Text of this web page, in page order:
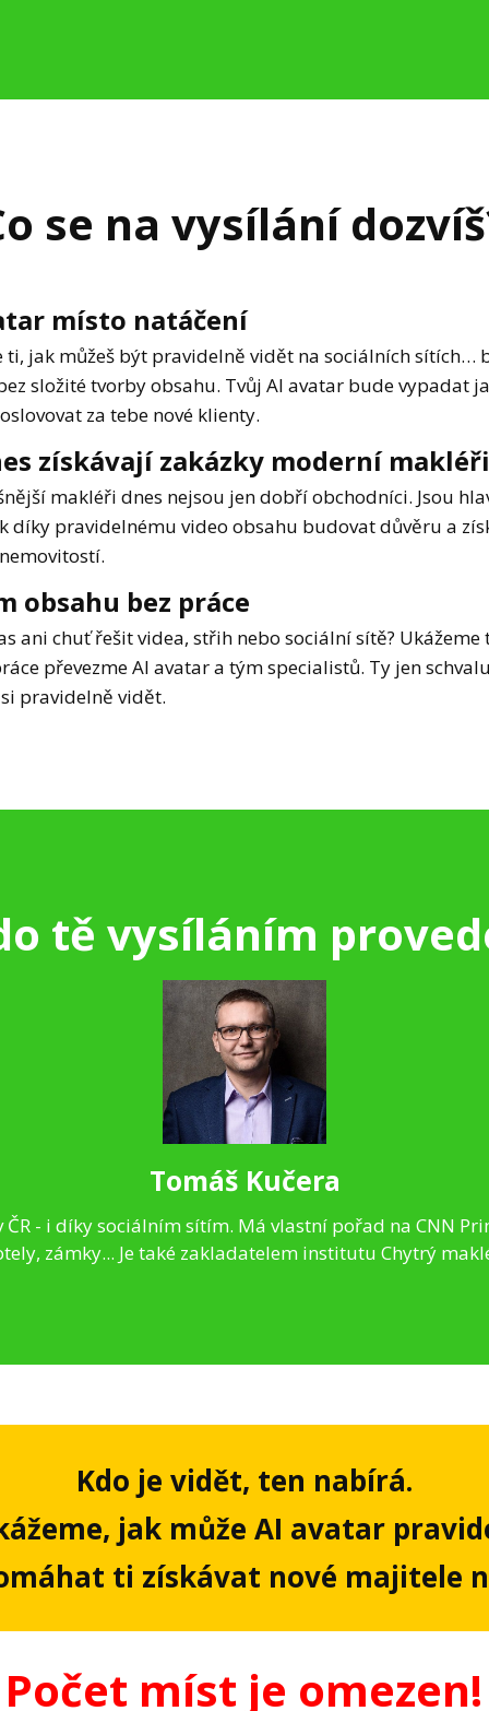
se na vysílání
místo natáčení
ti, jak můžeš být pravidelně vidět na sociálních sítích…
složité tvorby obsahu. Tvůj AI avatar bude vypadat
za tebe nové klienty.
získávají zakázky moderní makléři
makléři dnes nejsou jen dobří obchodníci. Jsou
díky pravidelnému video obsahu budovat důvěru a
obsahu bez práce
ani chuť řešit videa, střih nebo sociální sítě? Ukážeme
převezme AI avatar a tým specialistů. Ty jen
pravidelně vidět.
tě vysíláním
Tomáš Kučera
ČR - i díky sociálním sítím. Má vlastní pořad na CNN
zámky... Je také zakladatelem institutu Chytrý
Kdo je vidět, ten nabírá.
jak může AI avatar
ti získávat nové majitele
Počet míst je omezen!